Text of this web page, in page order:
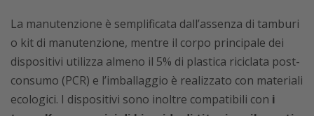
La manutenzione è semplificata dall’assenza di tamburi
o kit di manutenzione, mentre il corpo principale dei
dispositivi utilizza almeno il 5% di plastica riciclata post-
consumo (PCR) e l’imballaggio è realizzato con materiali
ecologici. I dispositivi sono inoltre compatibili con i